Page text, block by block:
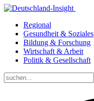
Regional
Gesundheit & Soziales
Bildung & Forschung
Wirtschaft & Arbeit
Politik & Gesellschaft